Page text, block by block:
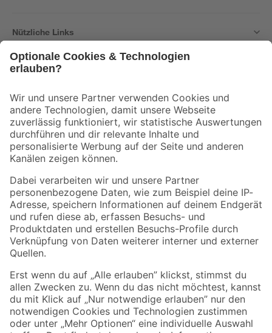
Nützliche Links
Der toom Newsletter: Keine Angebote und Aktionen mehr verpassen!
Zur Newsletter Anmeldung
Folge uns
Zahlungsarten Versandarten
Sicher einkaufen
Jetzt die toom-App herunterladen